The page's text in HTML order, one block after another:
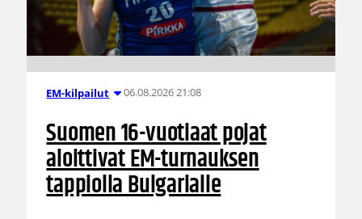
EM-kilpailut 06.08.2026 21:08
Suomen 16-vuotiaat pojat
aloittivat EM-turnauksen
tappiolla Bulgarialle